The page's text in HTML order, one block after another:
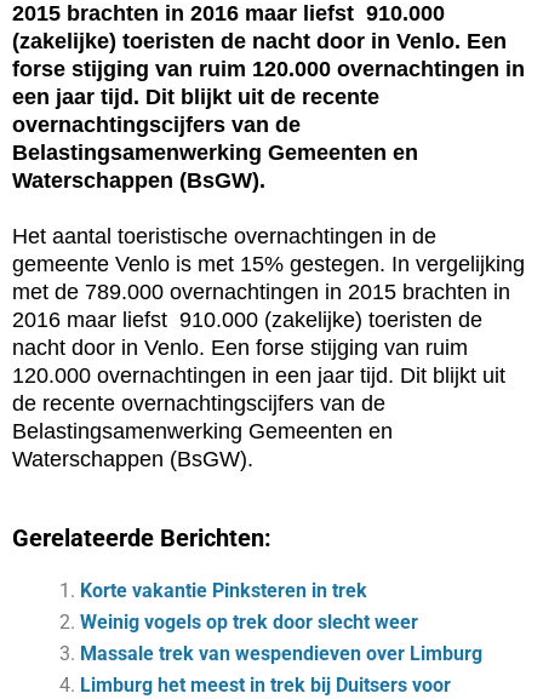
2015 brachten in 2016 maar liefst 910.000
(zakelijke) toeristen de nacht door in Venlo. Een
forse stijging van ruim 120.000 overnachtingen in
een jaar tijd. Dit blijkt uit de recente
overnachtingscijfers van de
Belastingsamenwerking Gemeenten en
Waterschappen (BsGW).
Het aantal toeristische overnachtingen in de
gemeente Venlo is met 15% gestegen. In vergelijking
met de 789.000 overnachtingen in 2015 brachten in
2016 maar liefst 910.000 (zakelijke) toeristen de
nacht door in Venlo. Een forse stijging van ruim
120.000 overnachtingen in een jaar tijd. Dit blijkt uit
de recente overnachtingscijfers van de
Belastingsamenwerking Gemeenten en
Waterschappen (BsGW).
Gerelateerde Berichten:
Korte vakantie Pinksteren in trek
Weinig vogels op trek door slecht weer
Massale trek van wespendieven over Limburg
Limburg het meest in trek bij Duitsers voor